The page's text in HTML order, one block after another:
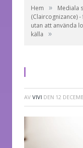
Hem » Mediala
(Claircognizance)
utan att använda
källa
»
AV VIVI DEN 12